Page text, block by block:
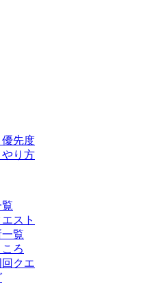
先度
り方
スト
覧
ろ
クエ